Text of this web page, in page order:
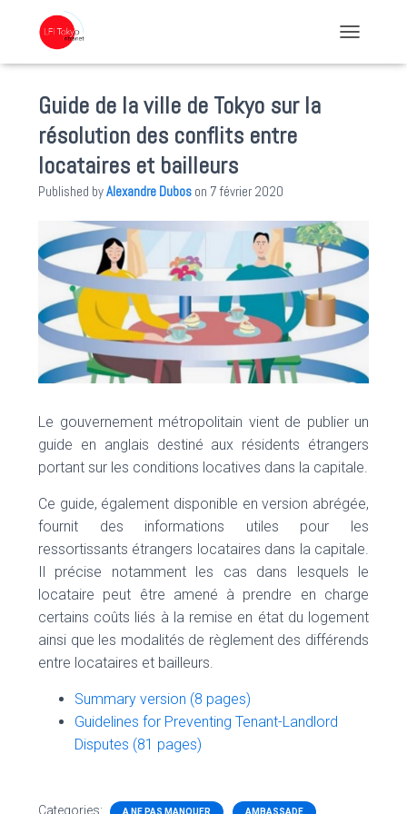
Guide de la ville de Tokyo sur la
résolution des conflits entre
locataires et bailleurs
Published byAlexandre Dubos on 7 février 2020
Le gouvernement métropolitain vient de publier un
guide en anglais destiné aux résidents étrangers
portant sur les conditions locatives dans la capitale.
Ce guide, également disponible en version abrégée,
fournit des informations utiles pour les
ressortissants étrangers locataires dans la capitale.
Il précise notamment les cas dans lesquels le
locataire peut être amené à prendre en charge
certains coûts liés à la remise en état du logement
ainsi que les modalités de règlement des différends
entre locataires et bailleurs.
Summary version (8 pages)
Guidelines for Preventing Tenant-Landlord
Disputes (81 pages)
Categories: A NE PAS MANQUER AMBASSADE